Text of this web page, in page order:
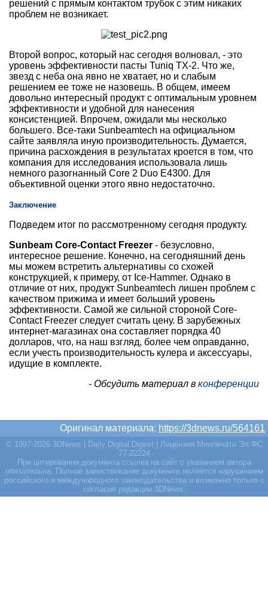
решений с прямым контактом трубок с этим никаких
проблем не возникает.
Второй вопрос, который нас сегодня волновал, - это
уровень эффективности пасты Tuniq TX-2. Что же,
звезд с неба она явно не хватает, но и слабым
решением ее тоже не назовешь. В общем, имеем
довольно интересный продукт с оптимальным уровнем
эффективности и удобной для нанесения
консистенцией. Впрочем, ожидали мы несколько
большего. Все-таки Sunbeamtech на официальном
сайте заявляла иную производительность. Думается,
причина расхождения в результатах кроется в том, что
компания для исследования использовала лишь
немного разогнанный Core 2 Duo E4300. Для
объективной оценки этого явно недостаточно.
Заключение
Подведем итог по рассмотренному сегодня продукту.
Sunbeam Core-Contact Freezer - безусловно,
интересное решение. Конечно, на сегодняшний день
мы можем встретить альтернативы со схожей
конструкцией, к примеру, от Ice-Hammer. Однако в
отличие от них, продукт Sunbeamtech лишен проблем с
качеством прижима и имеет больший уровень
эффективности. Самой же сильной стороной Core-
Contact Freezer следует считать цену. В зарубежных
интернет-магазинах она составляет порядка 40
долларов, что, на наш взгляд, более чем оправданно,
если учесть производительность кулера и аксессуары,
идущие в комплекте.
- Обсудить материал в конференции
Оригинал материала: https://3dnews.ru/564161
© 1997-2026 3DNews | Daily Digital Digest | Лицензия Минпечати Эл ФС
77-22224
При цитировании документа ссылка на сайт с указанием автора
обязательна. Полное заимствование документа является нарушением
российского и международного законодательства и возможно только с
согласия редакции 3DNews.